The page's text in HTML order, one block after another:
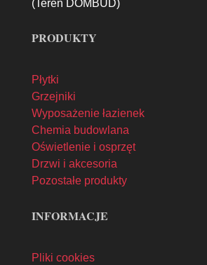
(Teren DOMBUD)
PRODUKTY
Płytki
Grzejniki
Wyposażenie łazienek
Chemia budowlana
Oświetlenie i osprzęt
Drzwi i akcesoria
Pozostałe produkty
INFORMACJE
Pliki cookies